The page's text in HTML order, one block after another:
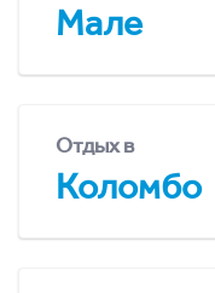
Мале
Отдых в
Коломбо